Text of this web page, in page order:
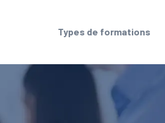
Types de formations